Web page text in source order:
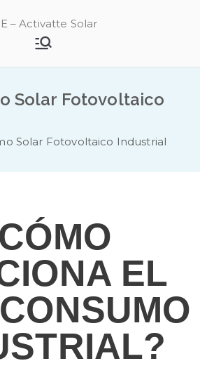
Activatte
Solar Fotovoltaico
Solar Fotovoltaico Industrial
EL